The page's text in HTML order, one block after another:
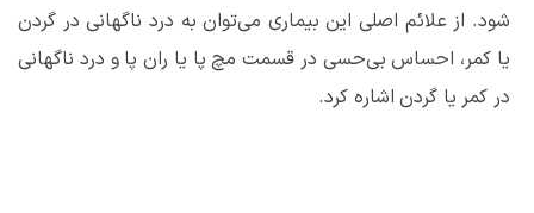
شود. از علائم اصلی این بیماری می‌توان به درد ناگهانی در گردن
یا کمر، احساس بی‌حسی در قسمت مچ پا یا ران پا و درد ناگهانی
در کمر یا گردن اشاره کرد.